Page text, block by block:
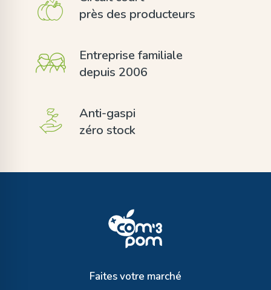
près des producteurs
Entreprise familiale
depuis 2006
Anti-gaspi
zéro stock
Faites votre marché